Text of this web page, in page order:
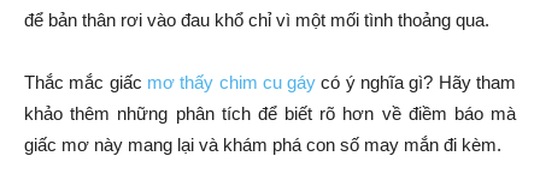
để bản thân rơi vào đau khổ chỉ vì một mối tình thoảng qua.
Thắc mắc giấc mơ thấy chim cu gáy có ý nghĩa gì? Hãy tham
khảo thêm những phân tích để biết rõ hơn về điềm báo mà
giấc mơ này mang lại và khám phá con số may mắn đi kèm.